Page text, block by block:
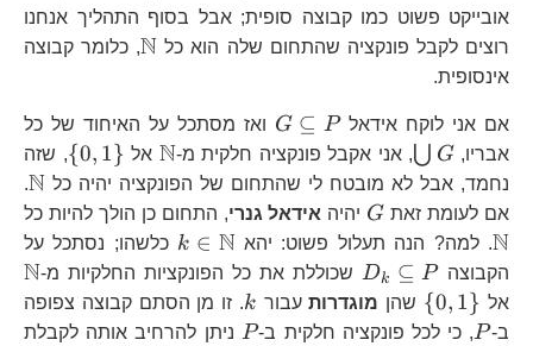
אובייקט פשוט כמו קבוצה סופית; אבל בסוף התהליך אנחנו
רוצים לקבל פונקציה שהתחום שלה הוא כל
\mathbb{N}
N, כלומר קבוצה
אינסופית.
אם אני לוקח אידאלG\subseteq
P
G ⊆ P
ואז מסתכל על האיחוד של כל
אבריו,
\bigcup
G
⋃ G , אני אקבל פונקציה חלקית מ-\mathbb{N}
N אל
\left\{
{0, 1}
, שזה
נחמד, אבל לא מובטח לי שהתחום של הפונקציה יהיה כל N
.
אם לעומת זאת
G G יהיה אידאל גנרי, התחום כן הולך להיות כל
N. למה? הנה תעלול פשוט: יהא
k\in\mathbb{N}
k ∈ N
כלשהו; נסתכל על
הקבוצה
D_{k}\subseteq
P
Dk ⊆ P שכוללת את כל הפונקציות החלקיות מ-N
אל
\left\{
0,1\right\}
{0, 1} שהן מוגדרותעבור
k
k. זו מן הסתם קבוצה צפופה
ב-
P P, כי לכל פונקציה חלקית ב-
P
P ניתן להרחיב אותה לקבלת